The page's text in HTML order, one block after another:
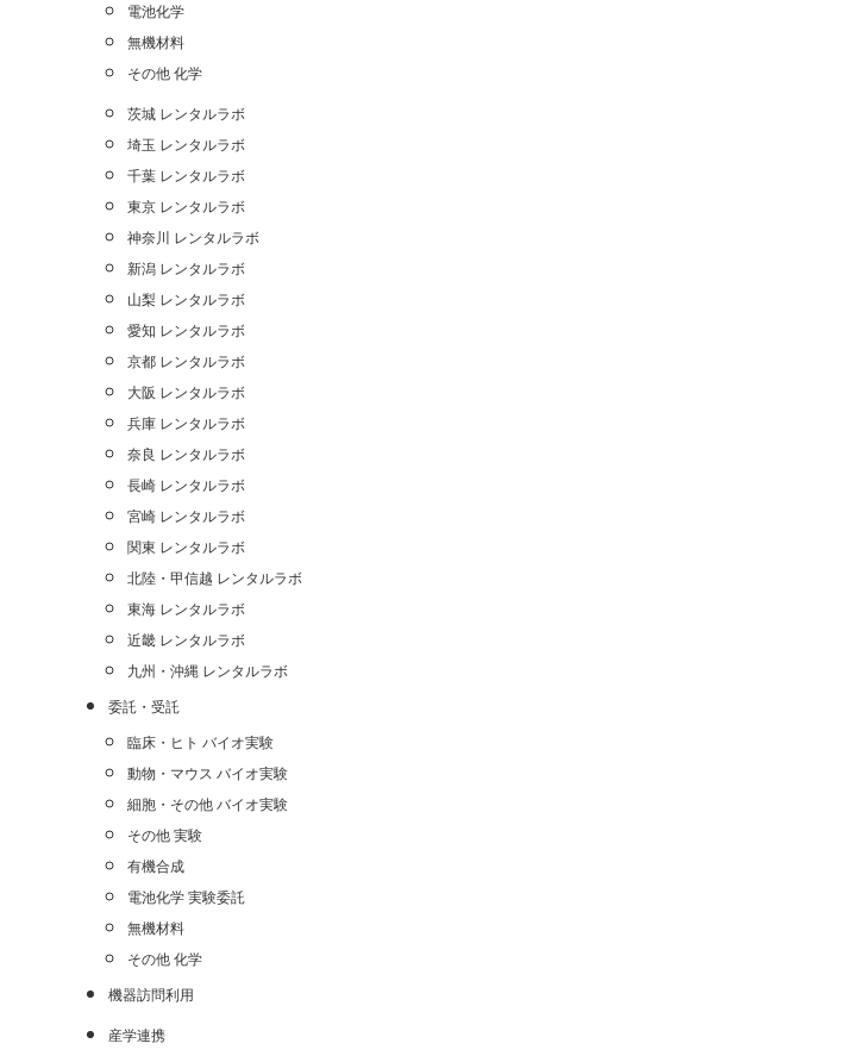
電池化学
無機材料
その他 化学
茨城 レンタルラボ
埼玉 レンタルラボ
千葉 レンタルラボ
東京 レンタルラボ
神奈川 レンタルラボ
新潟 レンタルラボ
山梨 レンタルラボ
愛知 レンタルラボ
京都 レンタルラボ
大阪 レンタルラボ
兵庫 レンタルラボ
奈良 レンタルラボ
長崎 レンタルラボ
宮崎 レンタルラボ
関東 レンタルラボ
北陸・甲信越 レンタルラボ
東海 レンタルラボ
近畿 レンタルラボ
九州・沖縄 レンタルラボ
委託・受託
臨床・ヒト バイオ実験
動物・マウス バイオ実験
細胞・その他 バイオ実験
その他 実験
有機合成
電池化学 実験委託
無機材料
その他 化学
機器訪問利用
産学連携